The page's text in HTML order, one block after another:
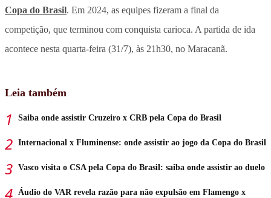
Copa do Brasil. Em 2024, as equipes fizeram a final da
competição, que terminou com conquista carioca. A partida de ida
acontece nesta quarta-feira (31/7), às 21h30, no Maracanã.
Leia também
Saiba onde assistir Cruzeiro x CRB pela Copa do Brasil
Internacional x Fluminense: onde assistir ao jogo da Copa do Brasil
Vasco visita o CSA pela Copa do Brasil: saiba onde assistir ao duelo
Áudio do VAR revela razão para não expulsão em Flamengo x